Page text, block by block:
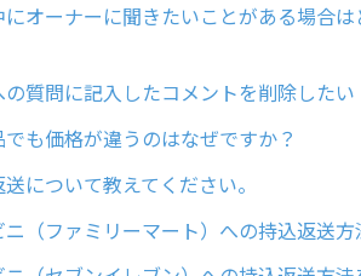
にオーナーに聞きたいことがある場合
の質問に記入したコメントを削除したい
でも価格が違うのはなぜですか？
について教えてください。
ニ（ファミリーマート）への持込返送方